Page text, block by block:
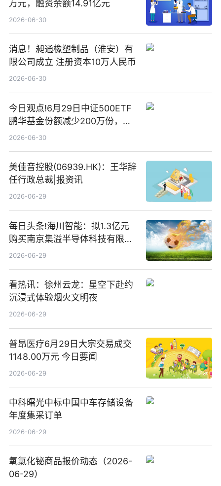
万元，融资余额14.91亿元
2026-06-30
消息！昶通橡塑制品（淮安）有
限公司成立 注册资本10万人民币
2026-06-30
今日观点!6月29日中证500ETF
鹏华基金份额减少200万份，重
仓股亨通光电、赤峰黄金、佰维
2026-06-30
美佳音控股(06939.HK)：王华辞
任行政总裁|报资讯
2026-06-29
每日头条!海川智能：拟1.3亿元
购买南京集溢半导体科技有限公
司15.3%股权
2026-06-29
看热讯：徐州云龙：星空下赴约
沉浸式体验烟火文明夜
2026-06-29
普昂医疗6月29日大宗交易成交
1148.00万元 今日要闻
2026-06-29
中科曙光中标中国中车存储设备
年度集采订单
2026-06-29
氧氯化铋商品报价动态（2026-
06-29）